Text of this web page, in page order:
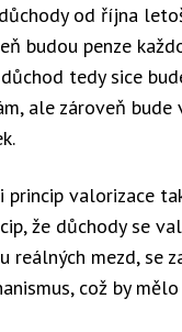
od října
budou penze
tedy sice
ale zároveň
princip valorizace
že důchody se
reálných mezd, se
což by